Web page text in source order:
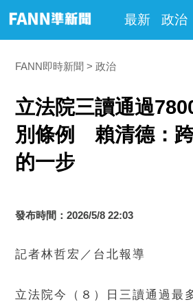
最新 政治
FANN即時新聞 政治
立法院三讀通過
別條例 賴清德：
的一步
發布時間：2026/5/8 22:03
記者林哲宏／台北報導
立法院今（８）日三讀通過最